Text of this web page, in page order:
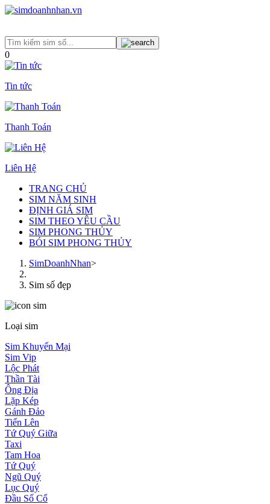
0
Tin tức
Thanh Toán
Liên Hệ
TRANG CHỦ
SIM NĂM SINH
ĐỊNH GIÁ SIM
SIM THEO YÊU CẦU
SIM PHONG THỦY
BÓI SIM PHONG THỦY
SimDoanhNhan>
Sim số đẹp
Loại sim
Sim Khuyến Mại
Sim Vip
Lộc Phát
Thần Tài
Ông Địa
Lặp Kép
Gánh Đảo
Tiến Lên
Tứ Quý Giữa
Taxi
Tam Hoa
Tứ Quý
Ngũ Quý
Lục Quý
Đầu Số Cổ